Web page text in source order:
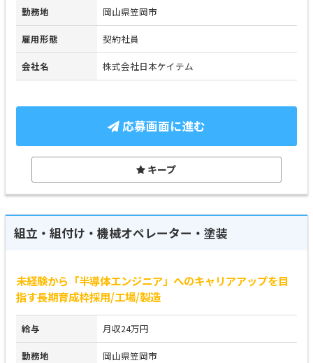
勤務地 岡山県笠岡市
雇用形態 契約社員
会社名 株式会社日本ケイテム
応募画面に進む
キープ
組立・組付け・機械オペレーター・塗装
未経験から「半導体エンジニア」へのキャリアアップを目
指す長期育成枠採用/工場/製造
給与 月収24万円
勤務地 岡山県笠岡市